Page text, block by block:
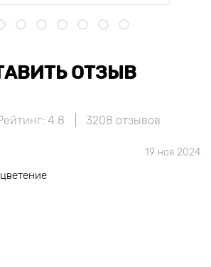
ОТЗЫВ
4.8 3208 отзывов
19 ноя 2024